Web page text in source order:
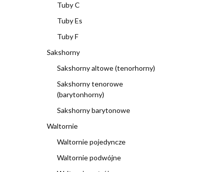
Tuby C
Tuby Es
Tuby F
Sakshorny
Sakshorny altowe (tenorhorny)
Sakshorny tenorowe
(barytonhorny)
Sakshorny barytonowe
Waltornie
Waltornie pojedyncze
Waltornie podwójne